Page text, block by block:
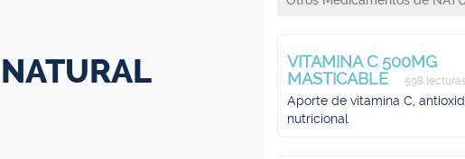
VITAMINA C 500MG
MASTICABLE
598 lecturas
Aporte de vitamina C,
nutricional